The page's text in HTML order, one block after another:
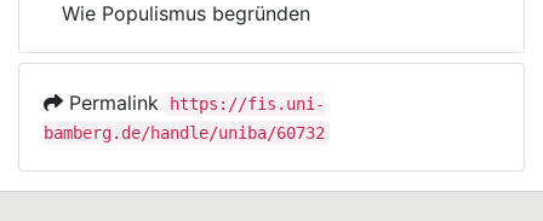
Wie Populismus begründen
Permalink
https://fis.uni-
bamberg.de/handle/uniba/60732